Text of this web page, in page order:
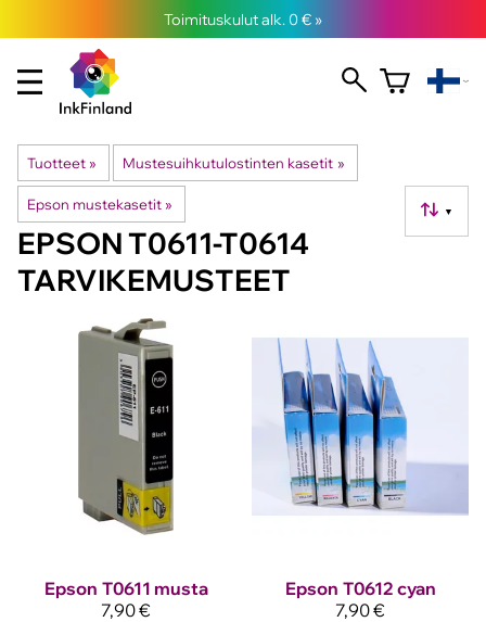
Toimituskulut alk. 0 € »
Tuotteet ‪» Mustesuihkutulostinten kasetit ‪»
Epson mustekasetit ‪» ▼
EPSON T0611-T0614
TARVIKEMUSTEET
Epson T0611 musta
7,90 €
Epson T0612 cyan
7,90 €